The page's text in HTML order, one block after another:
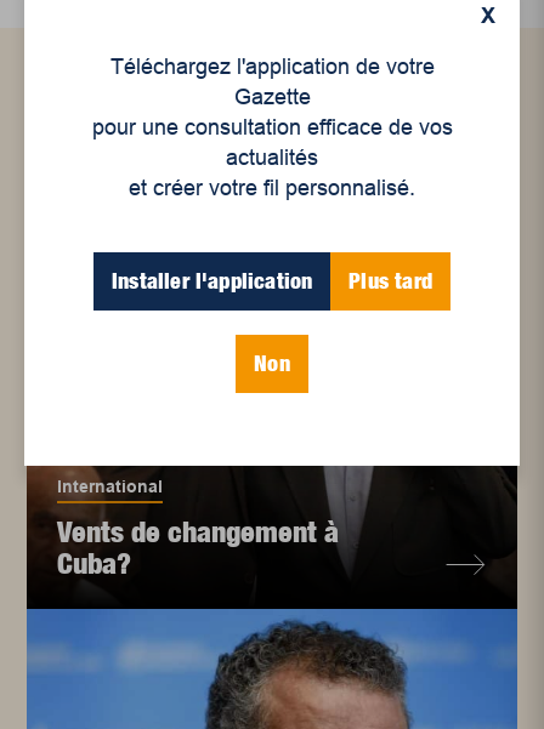
Articles connexes
International
Vents de changement à
Cuba?
X
Téléchargez l'application de votre
Gazette
pour une consultation efficace de vos
actualités
et créer votre fil personnalisé.
Installer l'application Plus tard
Non